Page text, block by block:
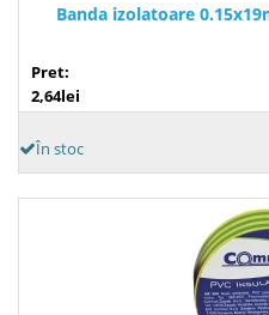
Banda izolatoare
Pret:
2,64lei
În stoc